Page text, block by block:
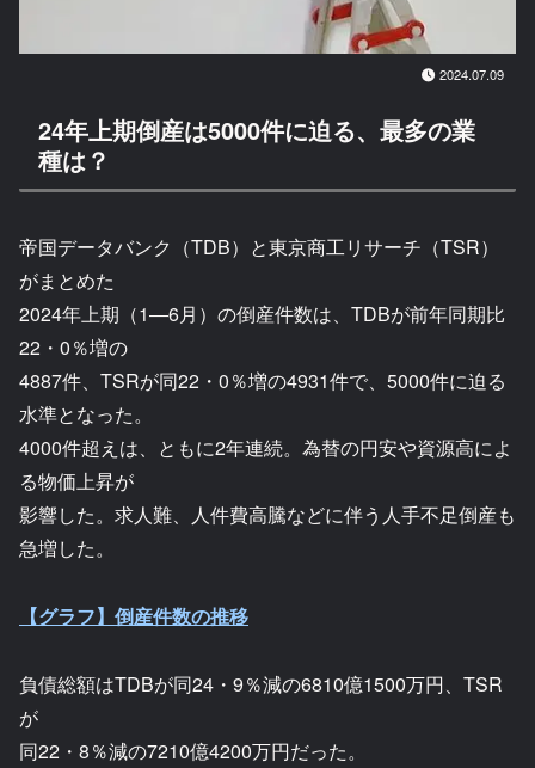
2024.07.09
24年上期倒産は5000件に迫る、最多の業
種は？
帝国データバンク（TDB）と東京商工リサーチ（TSR）
がまとめた
2024年上期（1―6月）の倒産件数は、TDBが前年同期比
22・0％増の
4887件、TSRが同22・0％増の4931件で、5000件に迫る
水準となった。
4000件超えは、ともに2年連続。為替の円安や資源高によ
る物価上昇が
影響した。求人難、人件費高騰などに伴う人手不足倒産も
急増した。
【グラフ】倒産件数の推移
負債総額はTDBが同24・9％減の6810億1500万円、TSR
が
同22・8％減の7210億4200万円だった。